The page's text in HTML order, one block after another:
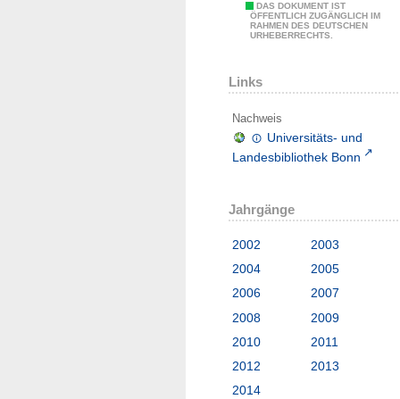
DAS DOKUMENT IST
ÖFFENTLICH ZUGÄNGLICH IM
RAHMEN DES DEUTSCHEN
URHEBERRECHTS.
Links
Nachweis
Universitäts- und
Landesbibliothek Bonn
Jahrgänge
2002
2003
2004
2005
2006
2007
2008
2009
2010
2011
2012
2013
2014